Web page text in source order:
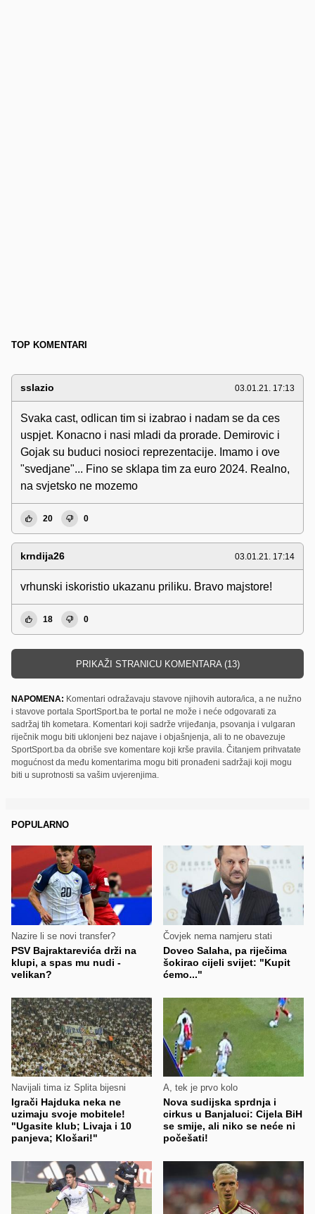
TOP KOMENTARI
sslazio 03.01.21. 17:13
Svaka cast, odlican tim si izabrao i nadam se da ces
uspjet. Konacno i nasi mladi da prorade. Demirovic i
Gojak su buduci nosioci reprezentacije. Imamo i ove
"svedjane"... Fino se sklapa tim za euro 2024. Realno,
na svjetsko ne mozemo
20 0
krndija26 03.01.21. 17:14
vrhunski iskoristio ukazanu priliku. Bravo majstore!
18 0
PRIKAŽI STRANICU KOMENTARA (13)
NAPOMENA: Komentari odražavaju stavove njihovih autora/ica, a ne nužno
i stavove portala SportSport.ba te portal ne može i neće odgovarati za
sadržaj tih kometara. Komentari koji sadrže vrijeđanja, psovanja i vulgaran
riječnik mogu biti uklonjeni bez najave i objašnjenja, ali to ne obavezuje
SportSport.ba da obriše sve komentare koji krše pravila. Čitanjem prihvatate
mogućnost da među komentarima mogu biti pronađeni sadržaji koji mogu
biti u suprotnosti sa vašim uvjerenjima.
POPULARNO
Nazire li se novi transfer?
PSV Bajraktarevića drži na
klupi, a spas mu nudi -
velikan?
Čovjek nema namjeru stati
Doveo Salaha, pa riječima
šokirao cijeli svijet: "Kupit
ćemo..."
Navijali tima iz Splita bijesni
Igrači Hajduka neka ne
uzimaju svoje mobitele!
"Ugasite klub; Livaja i 10
panjeva; Klošari!"
A, tek je prvo kolo
Nova sudijska sprdnja i
cirkus u Banjaluci: Cijela BiH
se smije, ali niko se neće ni
počešati!